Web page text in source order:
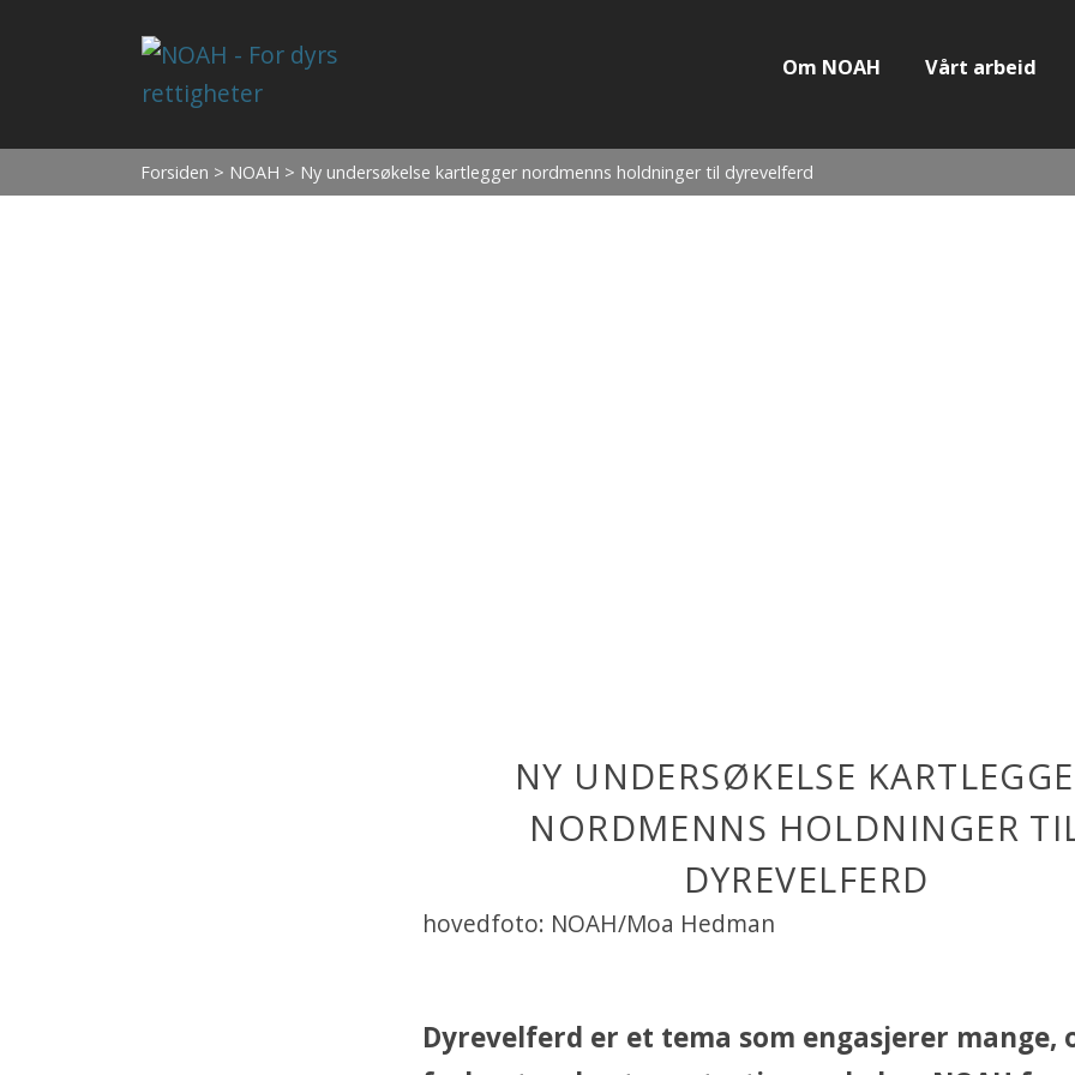
Om NOAH Vårt arbeid
Forsiden > NOAH > Ny undersøkelse kartlegger nordmenns holdninger til dyrevelferd
NY UNDERSØKELSE
NORDMENNS HOLDNINGER
DYREVELFERD
hovedfoto: NOAH/Moa Hedman
Dyrevelferd er et tema som engasjerer mange,